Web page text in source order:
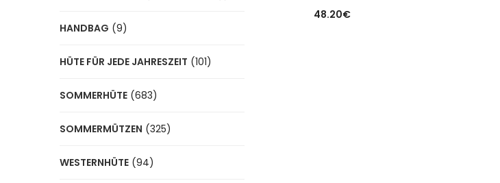
48.20€
HANDBAG (9)
HÜTE FÜR JEDE JAHRESZEIT (101)
SOMMERHÜTE (683)
SOMMERMÜTZEN (325)
WESTERNHÜTE (94)